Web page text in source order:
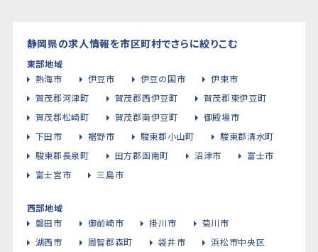
静岡県の求人情報を市区町村でさらに絞りこむ
東部地域
熱海市
伊豆市 伊豆の国市
伊東市
賀茂郡河津町
賀茂郡西伊豆町
賀茂郡東伊豆町
賀茂郡松崎町
賀茂郡南伊豆町
御殿場市
下田市
裾野市 駿東郡小山町
駿東郡清水町
駿東郡長泉町
田方郡函南町 沼津市
富士市
富士宮市
三島市
西部地域
磐田市
御前崎市 掛川市
菊川市
湖西市
周智郡森町 袋井市
浜松市中央区